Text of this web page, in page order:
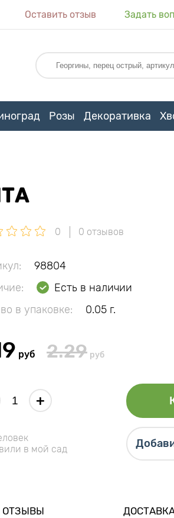
Оставить отзыв Задать
Розы Декоративка
0 0 отзывов
98804
Есть в наличии
в упаковке:
0.05 г.
руб 2.29 руб
+
в мой сад
ОТЗЫВЫ